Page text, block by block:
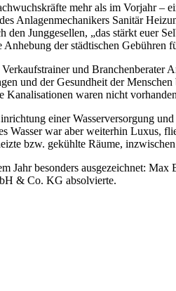
mehr als im Vorjahr
Anlagenmechanikers Sanitär
den Junggesellen, „das stärkt euer
der städtischen
und
und der Gesundheit der
Kanalisationen waren nicht
einer Wasserversorgung
Wasser war aber weiterhin Luxus,
bzw. gekühlte Räume,
Jahr besonders ausgezeichnet:
& Co. KG absolvierte.